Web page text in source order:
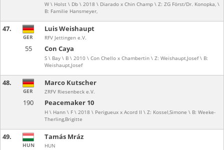
W \ Holst \ Db \ 2018 \ Diarado x Chin Champ \ Z: ZG Först/Dr. Konopka, \
B: Familie Hansmeyer,
47.
55 Con Caya
S \ Bay \ B \ 2010 \ Con Chello x Chambertin \ Z: Weishaupt,Josef \ B:
Weishaupt,Josef
GER
Luis Weishaupt
RFV Jettingen e.V.
48.
190 Peacemaker 10
H \ Hann \ F \ 2018 \ Perigueux x Acord II \ Z: Kossel,Simone \ B: Weeke-
Therling,Brigitte
GER
Marco Kutscher
ZRFV Riesenbeck e.V.
49.
HUN
Tamás Mráz
HUN